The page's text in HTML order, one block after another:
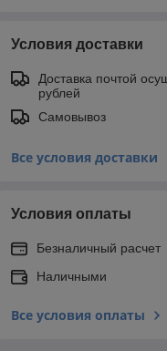
Условия доставки
Доставка почтой
рублей
Самовывоз
Все условия доставки
Условия оплаты
Безналичный расчет
Наличными
Все условия оплаты